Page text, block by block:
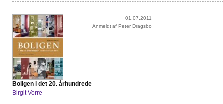
01.07.2011
Anmeldt af Peter Dragsbo
Boligen i det 20. århundrede
Birgit Vorre